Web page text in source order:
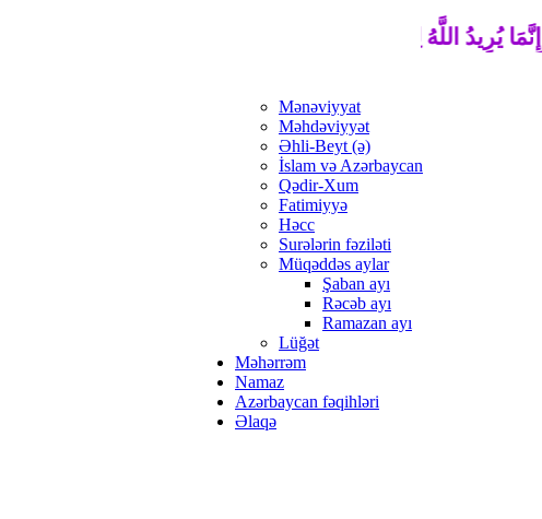
إِنَّمَا يُرِيدُ اللَّهُ لِيُذْهِبَ عَنْكُمُ الرِّجْسَ أَهْلَ الْبَيْتِ وَيُطَهِّرَكُمْ
Mənəviyyat
Məhdəviyyət
Əhli-Beyt (ə)
İslam və Azərbaycan
Qədir-Xum
Fatimiyyə
Həcc
Surələrin fəziləti
Müqəddəs aylar
Şaban ayı
Rəcəb ayı
Ramazan ayı
Lüğət
Məhərrəm
Namaz
Azərbaycan fəqihləri
Əlaqə